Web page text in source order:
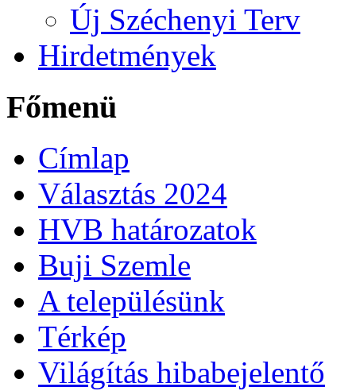
Új Széchenyi Terv
Hirdetmények
Főmenü
Címlap
Választás 2024
HVB határozatok
Buji Szemle
A településünk
Térkép
Világítás hibabejelentő